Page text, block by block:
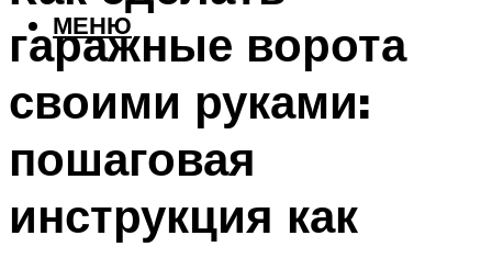
МЕНЮ
гаражные ворота
своими руками:
пошаговая
инструкция как